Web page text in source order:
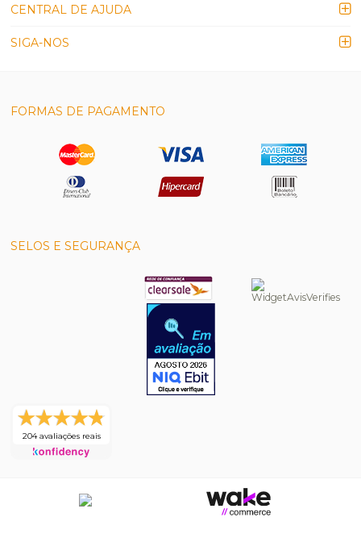
CENTRAL DE AJUDA
SIGA-NOS
FORMAS DE PAGAMENTO
SELOS E SEGURANÇA
204 avaliações reais